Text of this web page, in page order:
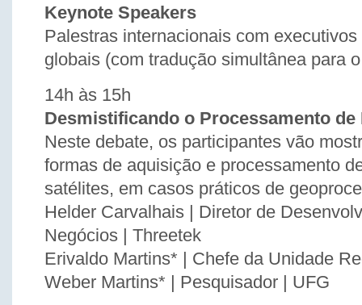
Keynote Speakers
Palestras internacionais com
globais (com tradução simultânea para
14h às 15h
Desmistificando o Processamento de
Neste debate, os participantes vão
formas de aquisição e processamento
satélites, em casos práticos de
Helder Carvalhais | Diretor de
Negócios | Threetek
Erivaldo Martins* | Chefe da Unidade
Weber Martins* | Pesquisador | UFG